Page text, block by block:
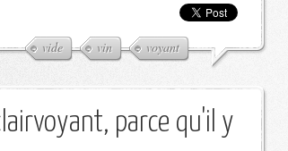
vide vin voyant
parce qu'il y